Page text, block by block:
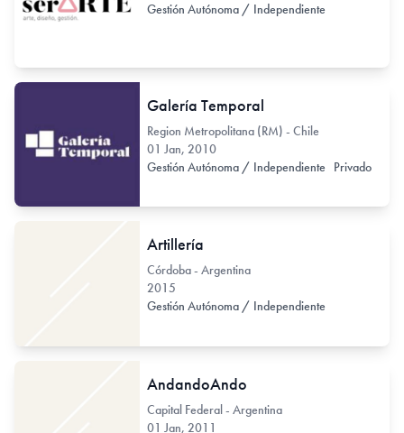
Gestión Autónoma / Independiente
Galería Temporal
Region Metropolitana (RM) - Chile
01 Jan, 2010
Gestión Autónoma / Independiente Privado
Artillería
Córdoba - Argentina
2015
Gestión Autónoma / Independiente
AndandoAndo
Capital Federal - Argentina
01 Jan, 2011